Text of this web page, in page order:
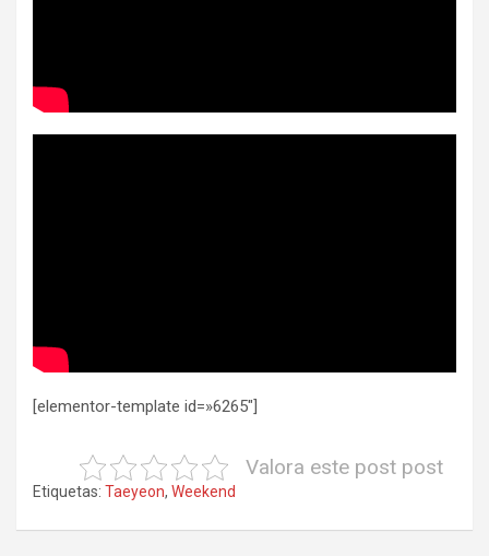
[elementor-template id=»6265″]
Valora este post post
Etiquetas: Taeyeon, Weekend